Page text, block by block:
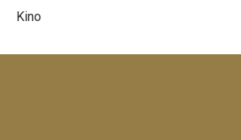
Kino